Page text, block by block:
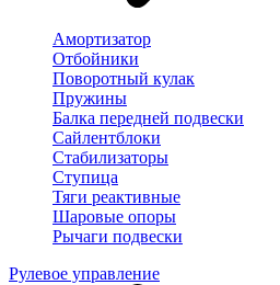
Амортизатор
Отбойники
Поворотный кулак
Пружины
Балка передней подвески
Сайлентблоки
Стабилизаторы
Ступица
Тяги реактивные
Шаровые опоры
Рычаги подвески
Рулевое управление